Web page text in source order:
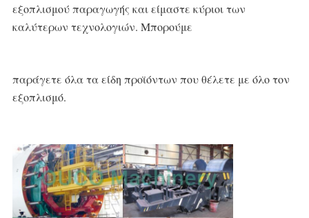
εξοπλισμού παραγωγής και είμαστε κύριοι των
καλύτερων τεχνολογιών. Μπορούμε
παράγετε όλα τα είδη προϊόντων που θέλετε με όλο τον
εξοπλισμό.